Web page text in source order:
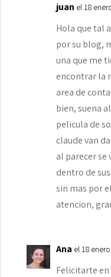
juan el 18
Hola que tal
por su blog,
una que me
encontrar la
area de
bien, suena
pelicula de
claude van
al parecer se
dentro de
sin mas por
atencion,
Ana el 18
Felicitarte